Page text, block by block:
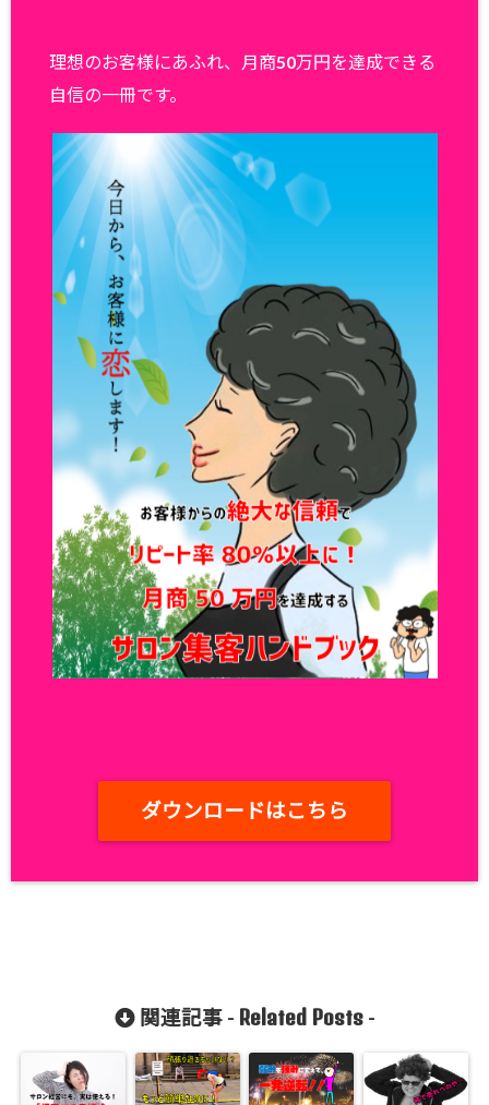
理想のお客様にあふれ、月商50万円を達成できる
自信の一冊です。
ダウンロードはこちら
関連記事 - Related Posts-